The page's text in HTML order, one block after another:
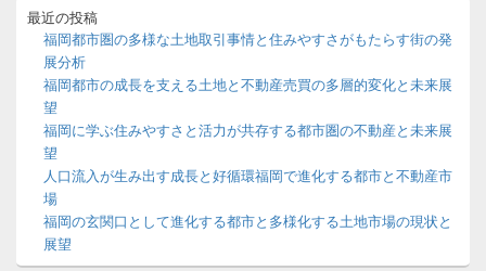
バ最近の投稿
福岡都市圏の多様な土地取引事情と住みやすさがもたらす街の発
展分析
福岡都市の成長を支える土地と不動産売買の多層的変化と未来展
望
福岡に学ぶ住みやすさと活力が共存する都市圏の不動産と未来展
望
人口流入が生み出す成長と好循環福岡で進化する都市と不動産市
場
福岡の玄関口として進化する都市と多様化する土地市場の現状と
展望